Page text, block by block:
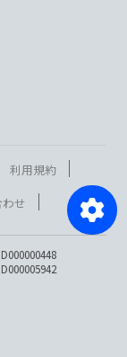
利用規約
せ
ID000000448
ID000005942